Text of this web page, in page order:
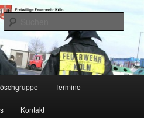
Rodenkirchen
Termine
Kontakt